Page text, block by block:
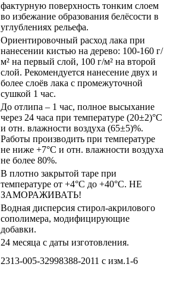
фактурную поверхность тонким слоем
во избежание образования белёсости в
углублениях рельефа.
Ориентировочный расход лака при
нанесении кистью на дерево: 100-160 г/
м² на первый слой, 100 г/м² на второй
слой. Рекомендуется нанесение двух и
более слоёв лака с промежуточной
сушкой 1 час.
До отлипа – 1 час, полное высыхание
через 24 часа при температуре (20±2)°С
и отн. влажности воздуха (65±5)%.
Работы производить при температуре
не ниже +7°С и отн. влажности воздуха
не более 80%.
В плотно закрытой таре при
температуре от +4°С до +40°С. НЕ
ЗАМОРАЖИВАТЬ!
Водная дисперсия стирол-акрилового
сополимера, модифицирующие
добавки.
24 месяца с даты изготовления.
2313-005-32998388-2011 с изм.1-6